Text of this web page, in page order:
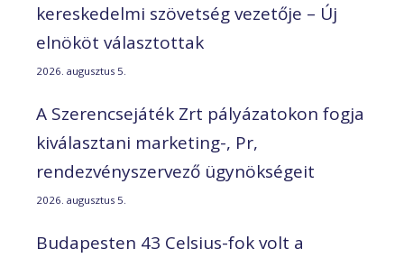
kereskedelmi szövetség vezetője – Új
elnököt választottak
2026. augusztus 5.
A Szerencsejáték Zrt pályázatokon fogja
kiválasztani marketing-, Pr,
rendezvényszervező ügynökségeit
2026. augusztus 5.
Budapesten 43 Celsius-fok volt a